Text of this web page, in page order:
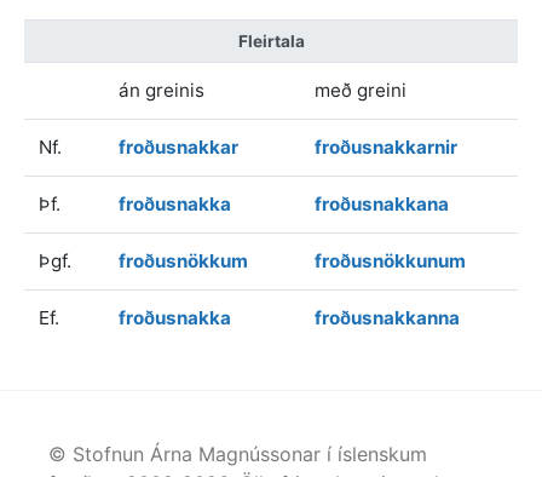
Fleirtala
án greinis með greini
Nf. froðusnakkar froðusnakkarnir
Þf. froðusnakka froðusnakkana
Þgf. froðusnökkum froðusnökkunum
Ef. froðusnakka froðusnakkanna
© Stofnun Árna Magnússonar í íslenskum